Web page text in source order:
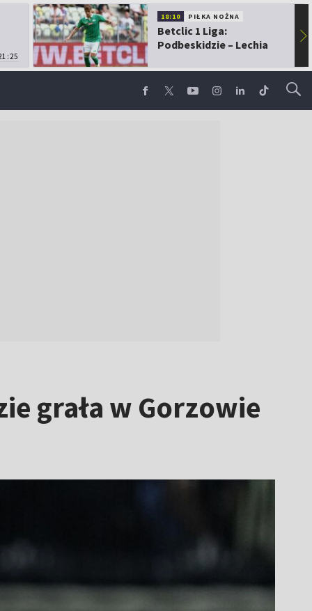
18:10 PIŁKA NOŻNA
Betclic 1 Liga:
Podbeskidzie – Lechia
▶
grała w Gorzowie